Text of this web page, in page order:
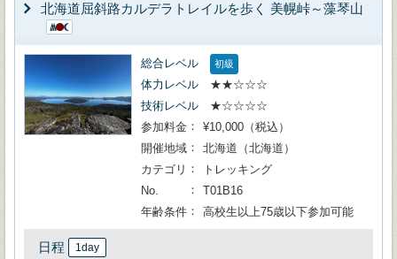
北海道屈斜路カルデラトレイルを歩く 美幌峠～藻琴山
総合レベル 初級
体力レベル
★★☆☆☆
技術レベル
★☆☆☆☆
参加料金
¥10,000（税込）
開催地域
北海道（北海道）
カテゴリ
トレッキング
No.
T01B16
年齢条件
高校生以上75歳以下参加可能
日程 1day